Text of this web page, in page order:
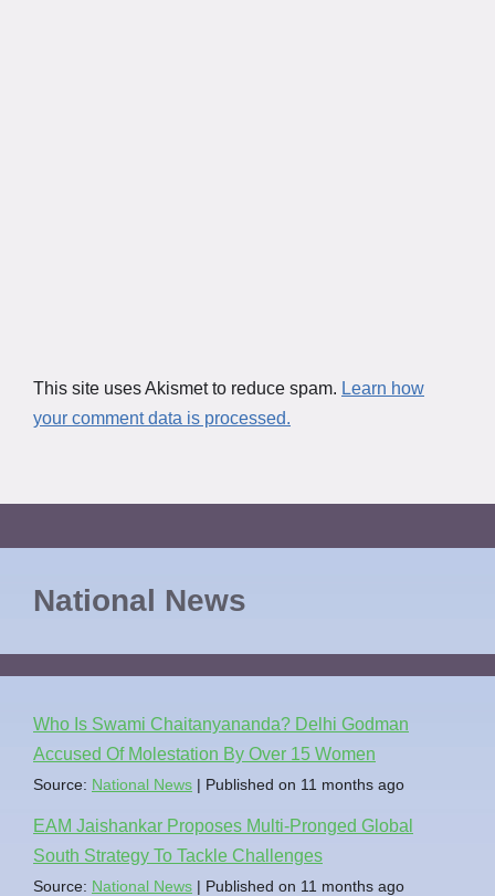
This site uses Akismet to reduce spam. Learn how
your comment data is processed.
National News
Who Is Swami Chaitanyananda? Delhi Godman
Accused Of Molestation By Over 15 Women
Source: National News Published on 11 months ago
EAM Jaishankar Proposes Multi-Pronged Global
South Strategy To Tackle Challenges
Source: National News Published on 11 months ago